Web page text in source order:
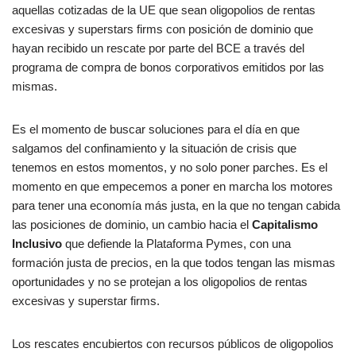
aquellas cotizadas de la UE que sean oligopolios de rentas
excesivas y superstars firms con posición de dominio que
hayan recibido un rescate por parte del BCE a través del
programa de compra de bonos corporativos emitidos por las
mismas.
Es el momento de buscar soluciones para el día en que
salgamos del confinamiento y la situación de crisis que
tenemos en estos momentos, y no solo poner parches. Es el
momento en que empecemos a poner en marcha los motores
para tener una economía más justa, en la que no tengan cabida
las posiciones de dominio, un cambio hacia el Capitalismo
Inclusivo que defiende la Plataforma Pymes, con una
formación justa de precios, en la que todos tengan las mismas
oportunidades y no se protejan a los oligopolios de rentas
excesivas y superstar firms.
Los rescates encubiertos con recursos públicos de oligopolios